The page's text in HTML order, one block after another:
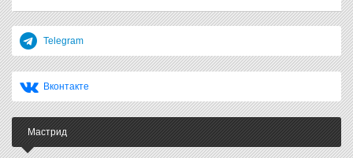
Telegram
Вконтакте
Мастрид